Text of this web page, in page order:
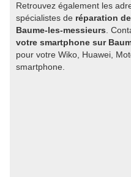
Retrouvez également les
spécialistes de réparation
Baume-les-messieurs .
votre smartphone sur
pour votre Wiko, Huawei,
smartphone.